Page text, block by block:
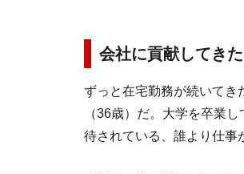
会社に貢献してき
ずっと在宅勤務が続いてき
（36歳）だ。大学を卒業
待されている、誰より仕事